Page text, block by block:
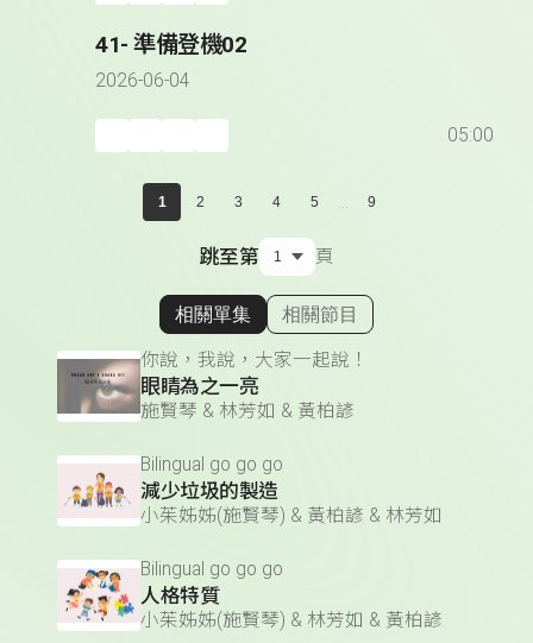
41- 準備登機02
2026-06-04
05:00
1 2 3 4 5 9
跳至第 頁
顯示相關單集
相關單集 相關節目
你說，我說，大家一起說！
眼睛為之一亮
施賢琴 & 林芳如 & 黃柏諺
Bilingual go go go
減少垃圾的製造
小茱姊姊(施賢琴) & 黃柏諺 & 林芳如
Bilingual go go go
人格特質
小茱姊姊(施賢琴) & 林芳如 & 黃柏諺